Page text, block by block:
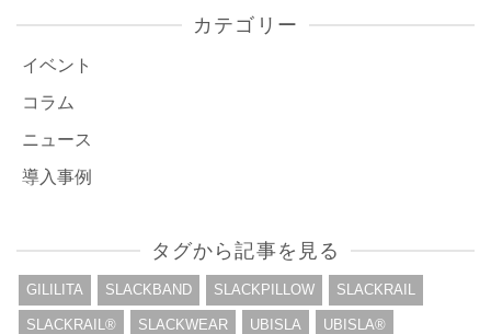
カテゴリー
イベント
コラム
ニュース
導入事例
タグから記事を見る
GILILITA SLACKBAND SLACKPILLOW SLACKRAIL
SLACKRAIL®︎ SLACKWEAR UBISLA UBISLA®︎